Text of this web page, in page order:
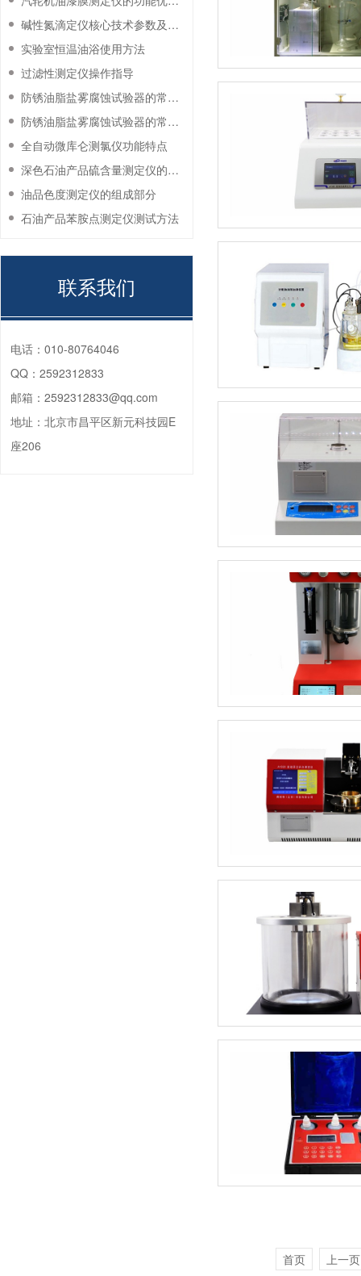
首页 上一页
碱性氮滴定仪核心技术参数及应用说明
实验室恒温油浴使用方法
过滤性测定仪操作指导
防锈油脂盐雾腐蚀试验器的常见故障与解决方法
防锈油脂盐雾腐蚀试验器的常见故障与解决方法
全自动微库仑测氯仪功能特点
深色石油产品硫含量测定仪的工作环境要求
油品色度测定仪的组成部分
石油产品苯胺点测定仪测试方法
联系我们
电话： 010-80764046
QQ： 2592312833
邮箱： 2592312833@qq.com
地址： 北京市昌平区新元科技园E
座206